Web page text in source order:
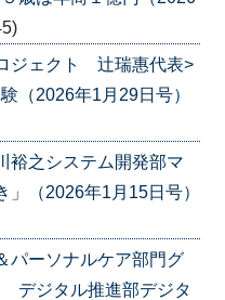
ジェクト 辻瑞惠代表>
（2026年1月29日号）
之システム開発部マ
（2026年1月15日号）
ーソナルケア部門グ
デジタル推進部デジタ